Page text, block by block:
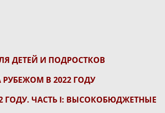
ДЕТЕЙ И ПОДРОСТКОВ
В 2022 ГОДУ
ГОДУ. ЧАСТЬ I: ВЫСОКОБЮДЖЕТНЫЕ